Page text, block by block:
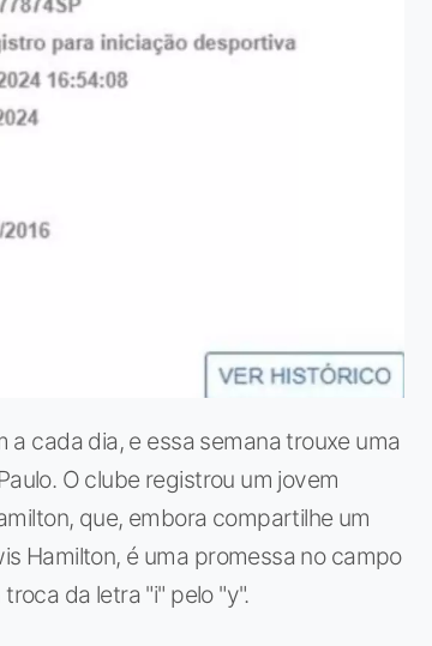
cada dia, e essa semana trouxe uma
O clube registrou um jovem
que, embora compartilhe um
Hamilton, é uma promessa no campo
da letra "i" pelo "y".